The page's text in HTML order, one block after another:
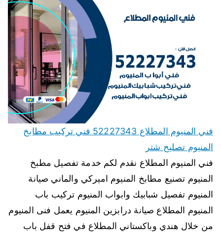
فني المنيوم المطلاع 52227343 فني تركيب مطابخ
المنيوم تصليح شتر
فني المنيوم المطلاع نقدم لكم خدمة تفصيل مطبخ
المنيوم تصنيع مطابخ المنيوم اميركي والماني صيانة
المنيوم تفصيل شبابيك وابواب المنيوم تركيب باب
المنيوم المطلاع صيانة درابزين المنيوم يعمل فنى المنيوم
من خلال هندي وباكستاني المطلاع في فتح قفل باب